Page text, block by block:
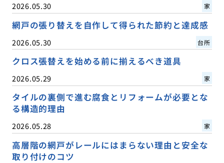
2026.05.30 家
網戸の張り替えを自作して得られた節約と達成感
2026.05.30 台所
クロス張替えを始める前に揃えるべき道具
2026.05.29 家
タイルの裏側で進む腐食とリフォームが必要とな
る構造的理由
2026.05.28 家
高層階の網戸がレールにはまらない理由と安全な
取り付けのコツ